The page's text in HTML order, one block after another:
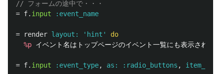
= f. input :event_name
= render layout: 'hint'
do
%p イベント名はトップページのイベント一覧にも表示されま
= f. input :event_type, as: :radio_buttons ,